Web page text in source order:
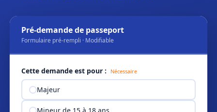
Pré-demande de passeport
Formulaire pré-rempli · Modifiable
Cette demande est pour : Nécessaire
Majeur